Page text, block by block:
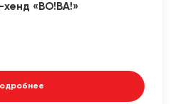
хенд «ВО!ВА!»